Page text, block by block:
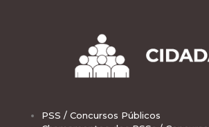
PSS / Concursos Públicos